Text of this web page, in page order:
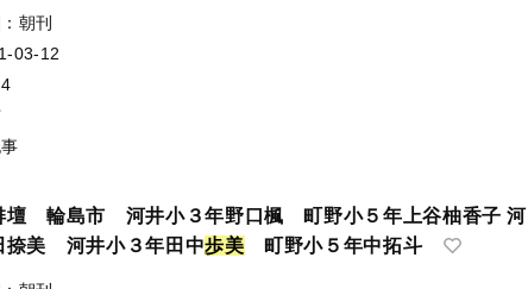
朝刊
03-12
4
壇 輪島市 河井小３年野口楓 町野小５年上谷柚香子 河
捺美 河井小３年田中歩美 町野小５年中拓斗